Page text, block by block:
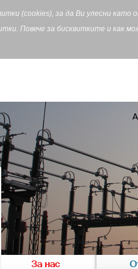
(cookies), за да Ви улесни
Повече за бисквитките и
За нас